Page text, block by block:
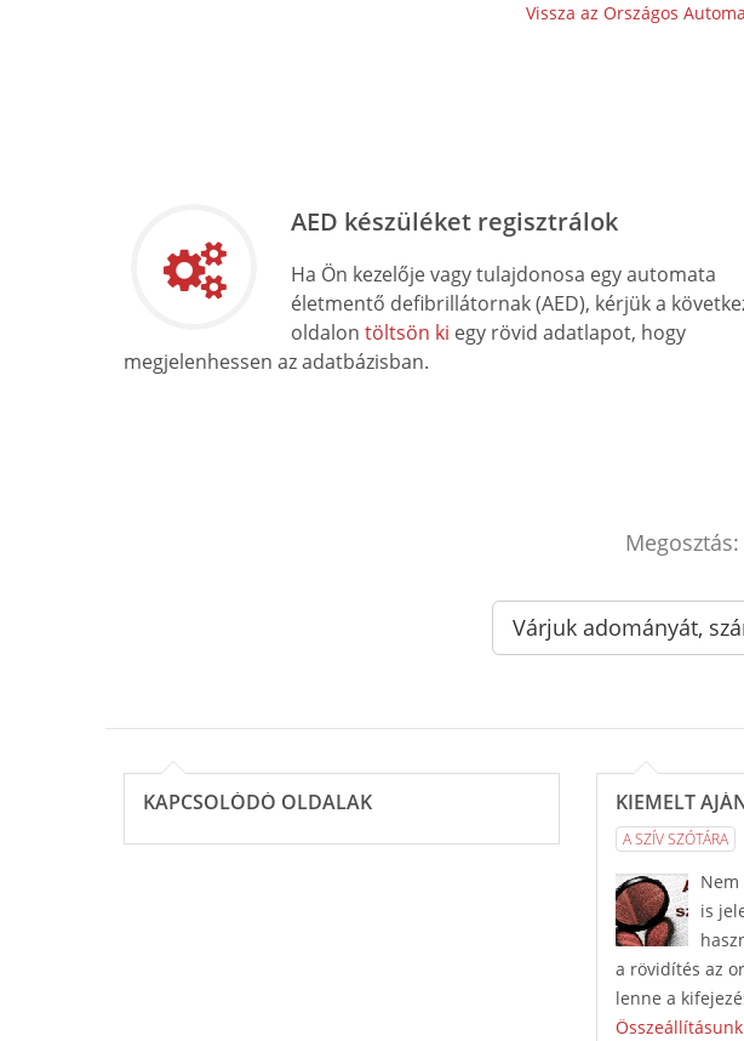
Vissza az Országos
AED készüléket regisztrálok
Ha Ön kezelője vagy tulajdonosa egy automata
életmentő defibrillátornak (AED), kérjük a
oldalon töltsön ki egy rövid adatlapot, hogy
megjelenhessen az adatbázisban.
Megosztás:
Várjuk adományát,
KAPCSOLÓDÓ OLDALAK KIEMELT
A SZÍV SZÓTÁRA
is
a rövidítés az
lenne a
Összeállításunk